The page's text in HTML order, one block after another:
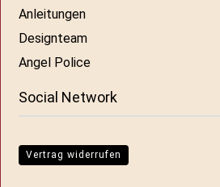
Anleitungen
Designteam
Angel Police
Social Network
Vertrag widerrufen